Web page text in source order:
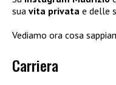
sua vita privata e delle
Vediamo ora cosa
Carriera